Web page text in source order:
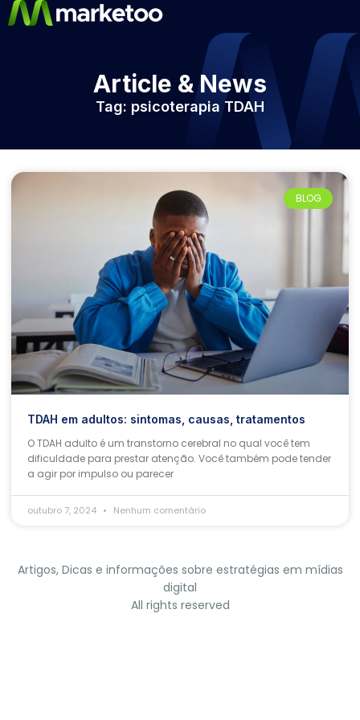
Article & News
Tag: psicoterapia TDAH
BLOG
TDAH em adultos: sintomas, causas, tratamentos
O TDAH adulto é um transtorno cerebral no qual você tem
dificuldade para prestar atenção. Você também pode tender
a agir por impulso ou parecer
outubro 7, 2024 Nenhum comentário
Artigos, Dicas e informações sobre estratégias em mídias
digital
All rights reserved